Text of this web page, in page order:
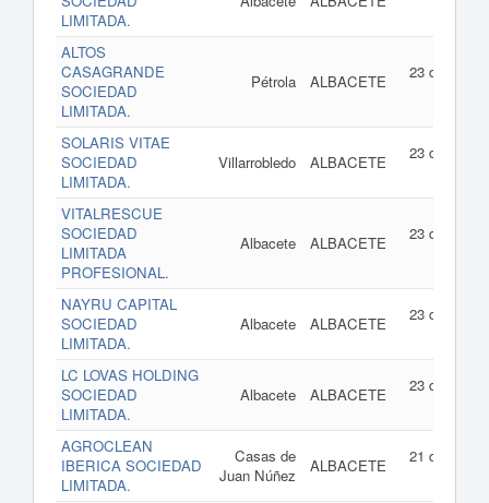
LIMITADA.
ALTOS
CASAGRANDE
SOCIEDAD
LIMITADA.
Pétrola ALBACETE
23 de julio
SOLARIS VITAE
SOCIEDAD
LIMITADA.
Villarrobledo ALBACETE
23 de julio
VITALRESCUE
SOCIEDAD
LIMITADA
PROFESIONAL.
Albacete ALBACETE
23 de julio
NAYRU CAPITAL
SOCIEDAD
LIMITADA.
Albacete ALBACETE
23 de julio
LC LOVAS HOLDING
SOCIEDAD
LIMITADA.
Albacete ALBACETE
23 de julio
AGROCLEAN
IBERICA SOCIEDAD
LIMITADA.
Casas de
Juan Núñez
ALBACETE
21 de julio